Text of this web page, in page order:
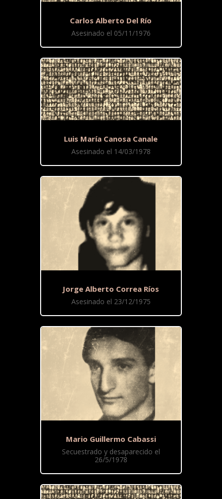
Carlos Alberto Del Río
Asesinado el 05/11/1976
Luis María Canosa Canale
Asesinado el 14/03/1978
Jorge Alberto Correa Ríos
Asesinado el 23/12/1975
Mario Guillermo Cabassi
Secuestrado y desaparecido el
26/5/1978